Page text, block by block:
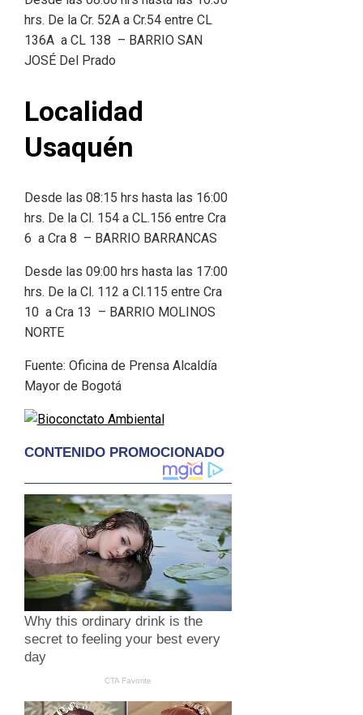
hrs. De la Cr. 52A a Cr.54 entre CL
136A a CL 138 – BARRIO SAN
JOSÉ Del Prado
Localidad
Usaquén
Desde las 08:15 hrs hasta las 16:00
hrs. De la Cl. 154 a CL.156 entre Cra
6 a Cra 8 – BARRIO BARRANCAS
Desde las 09:00 hrs hasta las 17:00
hrs. De la Cl. 112 a Cl.115 entre Cra
10 a Cra 13 – BARRIO MOLINOS
NORTE
Fuente: Oficina de Prensa Alcaldía
Mayor de Bogotá